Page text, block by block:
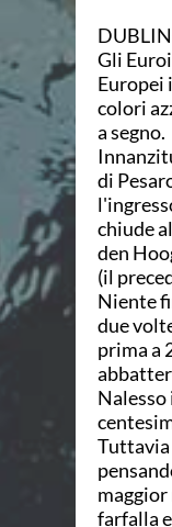
Gli
Europei
colori
a segno.
di
chiude
den
(il
Niente
due
prima a
Tuttavia
farfalla